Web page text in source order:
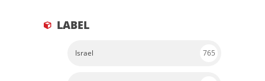
LABEL
Israel 765